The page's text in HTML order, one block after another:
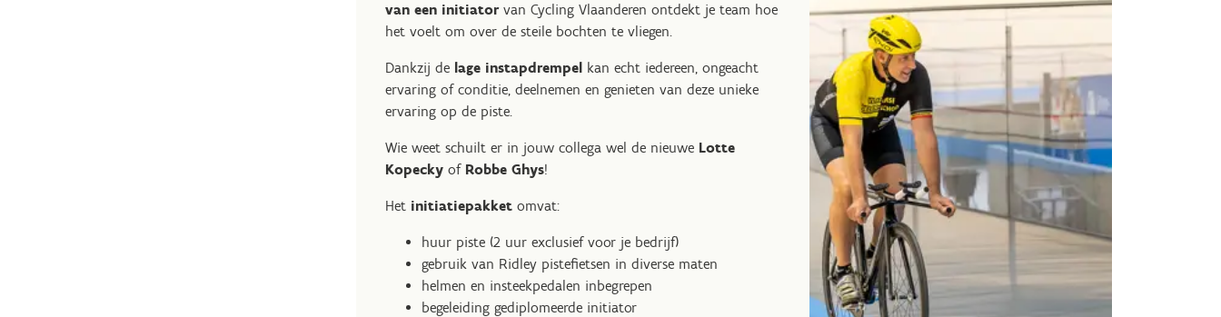
van een initiatorvan Cycling Vlaanderen ontdekt je team hoe
het voelt om over de steile bochten te vliegen.
Dankzij de lage instapdrempel kan echt iedereen, ongeacht
ervaring of conditie, deelnemen en genieten van deze unieke
ervaring op de piste.
Wie weet schuilt er in jouw collega wel de nieuwe Lotte
Kopecky of Robbe Ghys!
Het initiatiepakket omvat:
huur piste (2 uur exclusief voor je bedrijf)
gebruik van Ridley pistefietsen in diverse maten
helmen en insteekpedalen inbegrepen
begeleiding gediplomeerde initiator